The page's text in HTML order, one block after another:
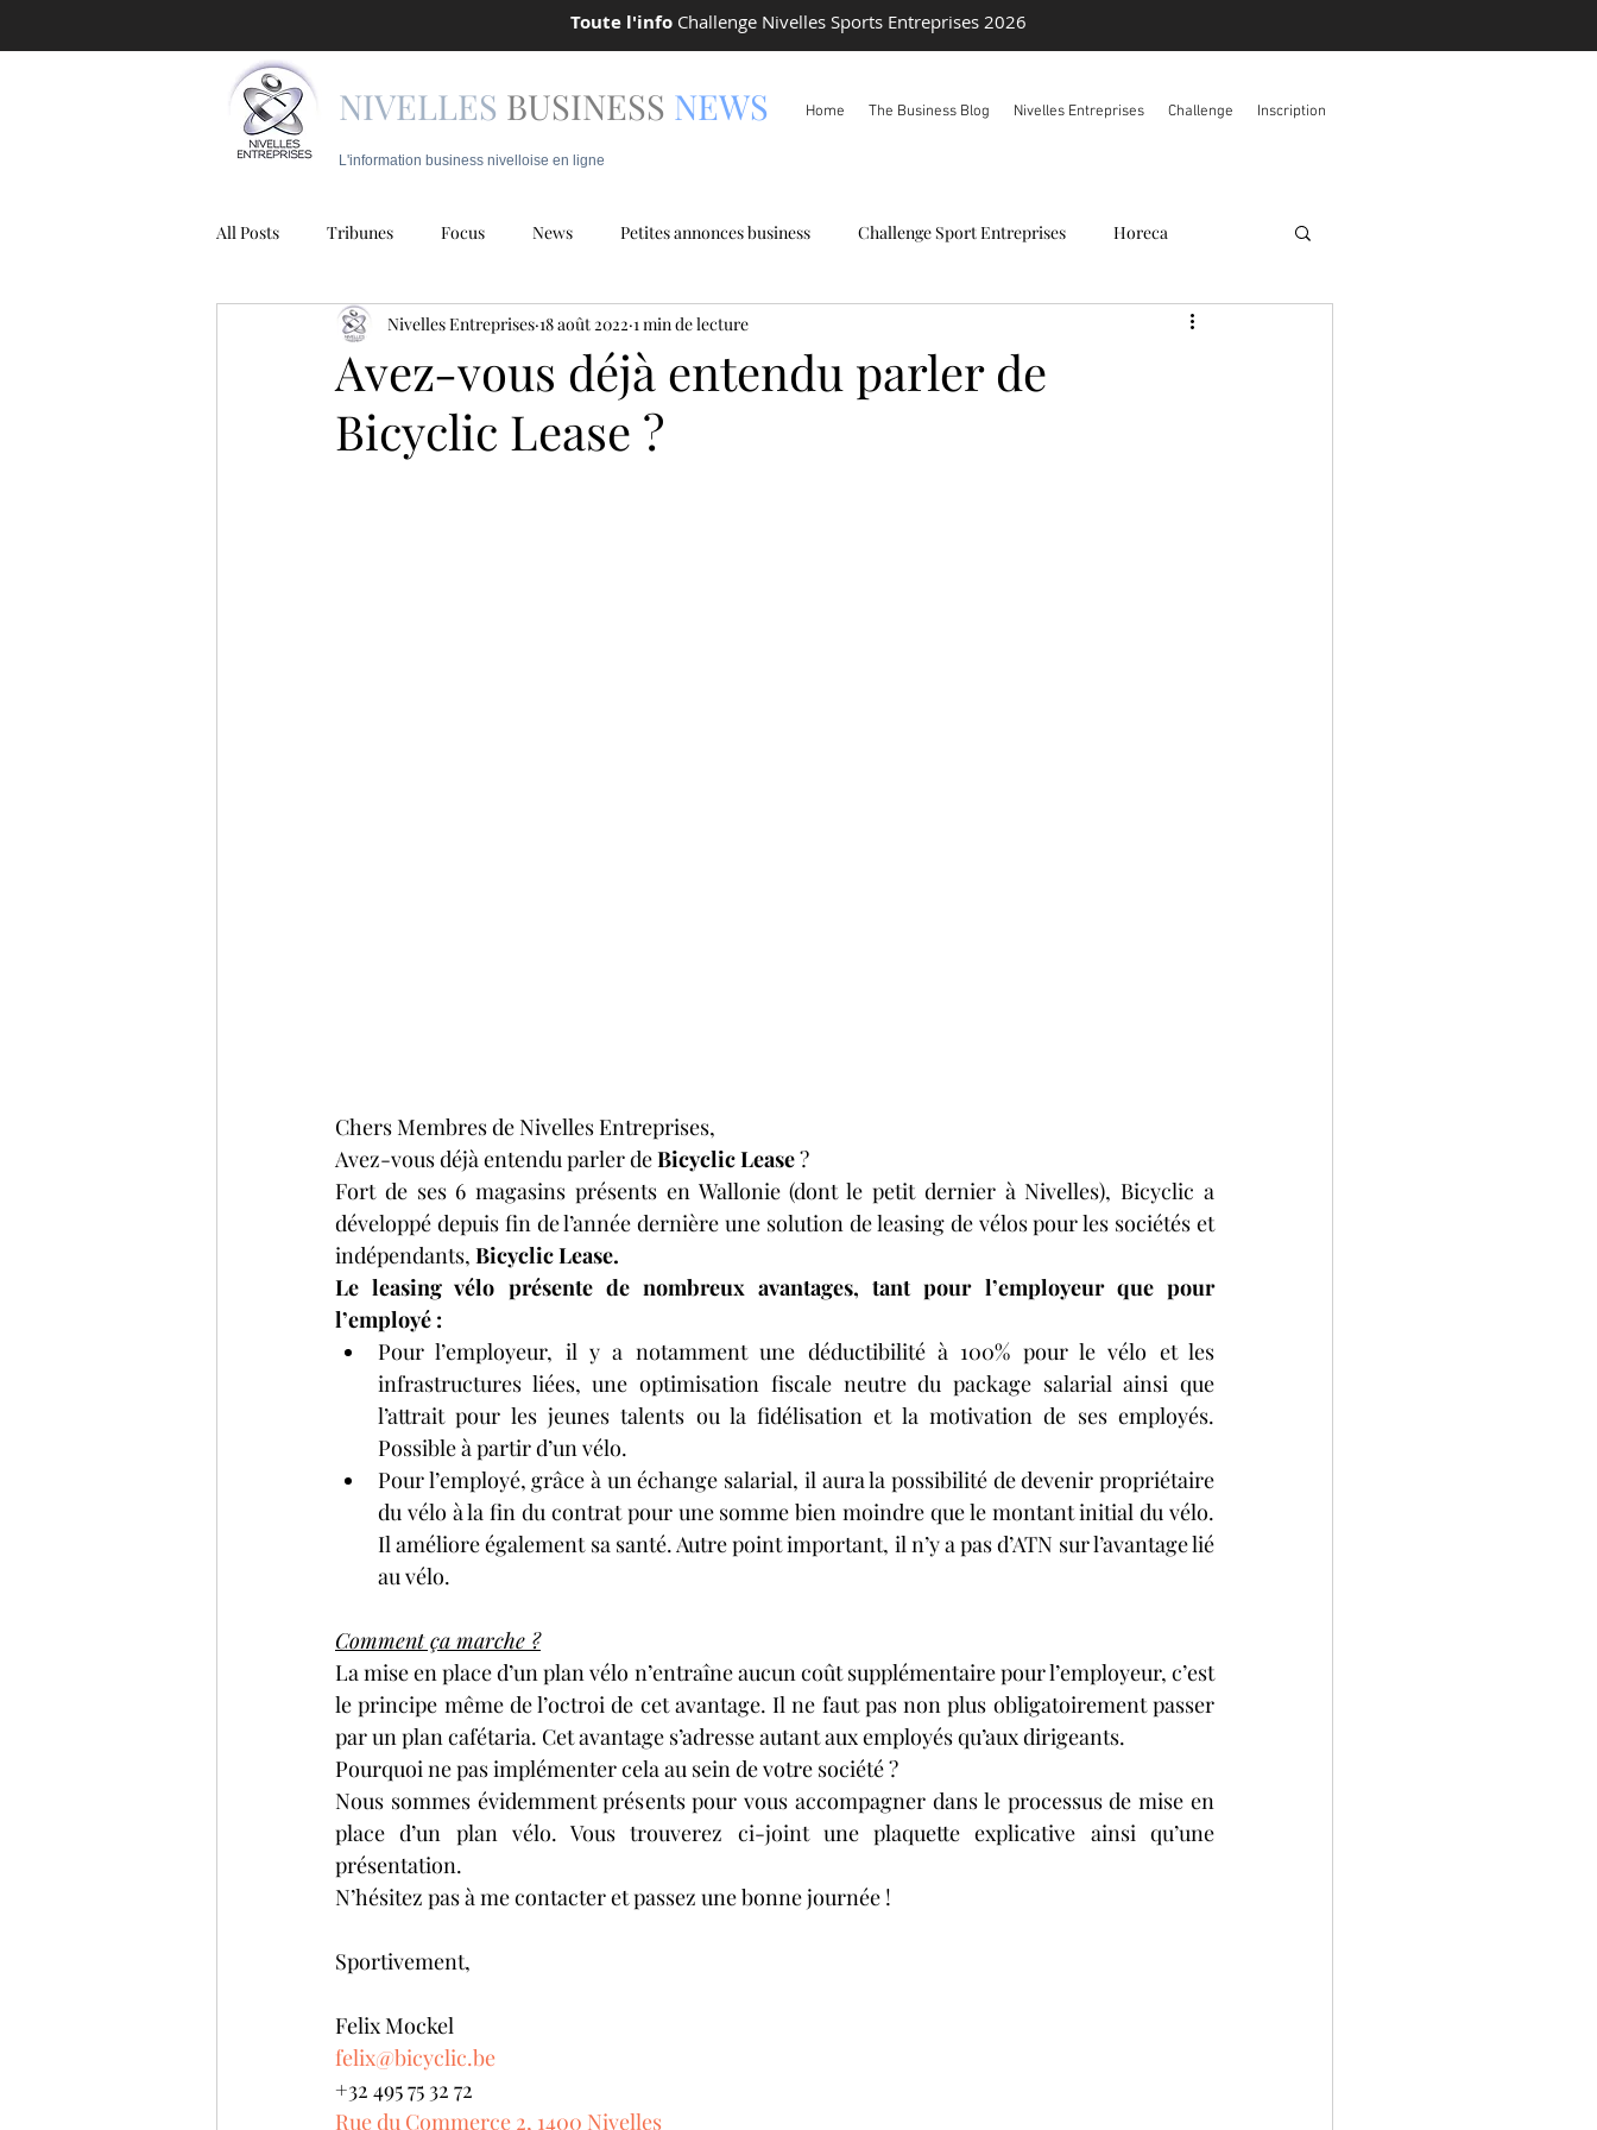
Toute l'info Challenge Nivelles Sports Entreprises 2026
NIVELLES BUSINESS NEWS Home The Business Blog Nivelles Entreprises Challenge Inscription
L'information business nivelloise en ligne
All Posts Tribunes Focus News Petites annonces business Challenge Sport Entreprises Horeca
Mobilité Police locale Info Pareto
Avez-vous déjà entendu parler de
Bicyclic Lease ?
Nivelles Entreprises 18 août 2022 1 min de lecture
Chers Membres de Nivelles Entreprises,
Avez-vous déjà entendu parler de Bicyclic Lease ?
Fort de ses 6 magasins présents en Wallonie (dont le petit dernier à Nivelles), Bicyclic a
développé depuis fin de l’année dernière une solution de leasing de vélos pour les sociétés et
indépendants, Bicyclic Lease.
Le leasing vélo présente de nombreux avantages, tant pour l’employeur que pour
l’employé :
Pour l’employeur, il y a notamment une déductibilité à 100% pour le vélo et les
infrastructures liées, une optimisation fiscale neutre du package salarial ainsi que
l’attrait pour les jeunes talents ou la fidélisation et la motivation de ses employés.
Possible à partir d’un vélo.
Pour l’employé, grâce à un échange salarial, il aura la possibilité de devenir propriétaire
du vélo à la fin du contrat pour une somme bien moindre que le montant initial du vélo.
Il améliore également sa santé. Autre point important, il n’y a pas d’ATN sur l’avantage lié
au vélo.
Comment ça marche ?
La mise en place d’un plan vélo n’entraîne aucun coût supplémentaire pour l’employeur, c’est
le principe même de l’octroi de cet avantage. Il ne faut pas non plus obligatoirement passer
par un plan cafétaria. Cet avantage s’adresse autant aux employés qu’aux dirigeants.
Pourquoi ne pas implémenter cela au sein de votre société ?
Nous sommes évidemment présents pour vous accompagner dans le processus de mise en
place d’un plan vélo. Vous trouverez ci-joint une plaquette explicative ainsi qu’une
présentation.
N’hésitez pas à me contacter et passez une bonne journée !
Sportivement,
Felix Mockel
felix@bicyclic.be
+32 495 75 32 72
Rue du Commerce 2, 1400 Nivelles